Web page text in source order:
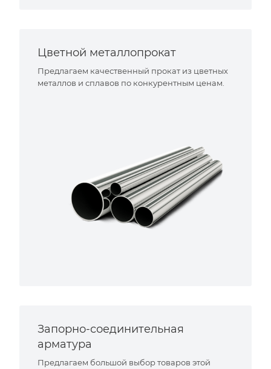
Цветной металлопрокат
Предлагаем качественный прокат из цветных
металлов и сплавов по конкурентным ценам.
Запорно-соединительная
арматура
Предлагаем большой выбор товаров этой